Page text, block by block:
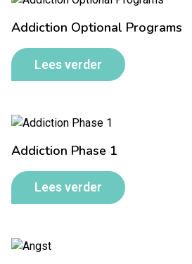
Addiction Optional Programs
Lees verder
Addiction Phase 1
Lees verder